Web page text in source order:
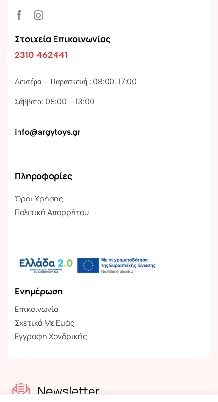
Στοιχεία Επικοινωνίας
2310 462441
Δευτέρα – Παρασκευή : 08:00-17:00
Σάββατο: 08:00 – 13:00
info@argytoys.gr
Πληροφορίες
Όροι Χρήσης
Πολιτική Απορρήτου
Ενημέρωση
Επικοινωνία
Σχετικά Με Εμάς
Εγγραφή Χονδρικής
Newsletter